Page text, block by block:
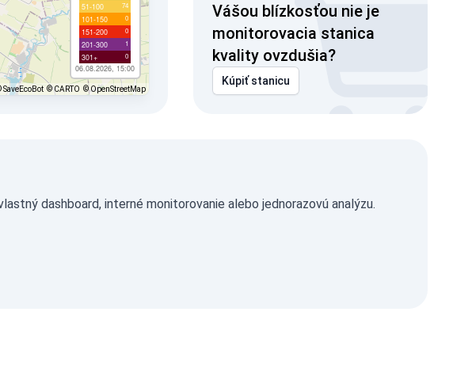
51-100 74
101-150 0
151-200 0
201-300 1
301+ 0
06.08.2026, 15:00
SaveEcoBot © CARTO © OpenStreetMap
Vášou blízkosťou nie je
monitorovacia stanica
kvality ovzdušia?
Kúpiť stanicu
dashboard, interné monitorovanie alebo jednorazovú analýzu.